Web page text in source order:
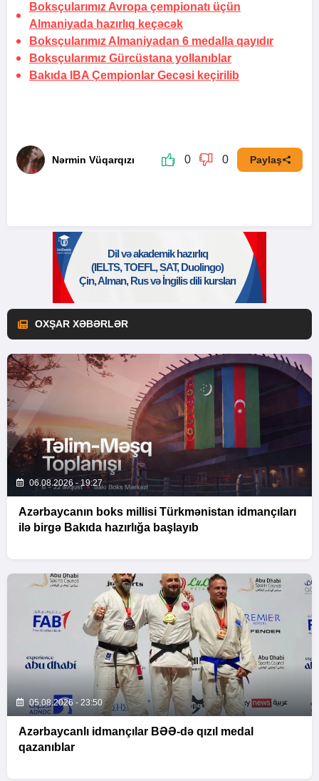
Boksçularımız Avropa çempionatı üçün
Almaniyada hazırlıq keçəcək
Boksçularımız Almaniyadan 6 medalla qayıdır
Boksçularımız Gürcüstana yollanıblar
Bakıda IBA Çempionlar Gecəsi keçirilib
Nərmin Vüqarqızı 0 0 Paylaş
OXŞAR XƏBƏRLƏR
06.08.2026 - 19:27
Azərbaycanın boks millisi Türkmənistan idmançıları
ilə birgə Bakıda hazırlığa başlayıb
05.08.2026 - 23:50
Azərbaycanlı idmançılar BƏƏ-də qızıl medal
qazanıblar